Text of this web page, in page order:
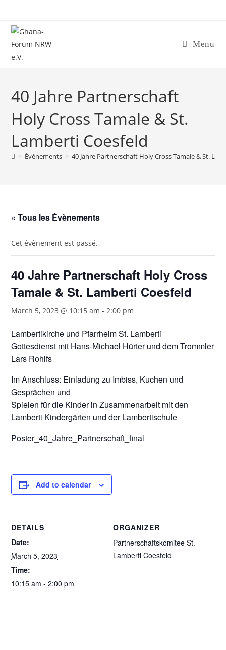
content
Menu
40 Jahre Partnerschaft
Holy Cross Tamale & St.
Lamberti Coesfeld
> Évènements > 40 Jahre Partnerschaft Holy Cross Tamale & St.
« Tous les Évènements
Cet évènement est passé.
40 Jahre Partnerschaft Holy Cross
Tamale & St. Lamberti Coesfeld
March 5, 2023 @ 10:15 am -2:00 pm
Lambertikirche und Pfarrheim St. Lamberti
Gottesdienst mit Hans-Michael Hürter und dem Trommler
Lars Rohlfs
Im Anschluss: Einladung zu Imbiss, Kuchen und
Gesprächen und
Spielen für die Kinder in Zusammenarbeit mit den
Lamberti Kindergärten und der Lambertischule
Poster_40_Jahre_Partnerschaft_final
Add to calendar
DETAILS
Date:
March 5, 2023
Time:
10:15 am - 2:00 pm
ORGANIZER
Partnerschaftskomitee St.
Lamberti Coesfeld